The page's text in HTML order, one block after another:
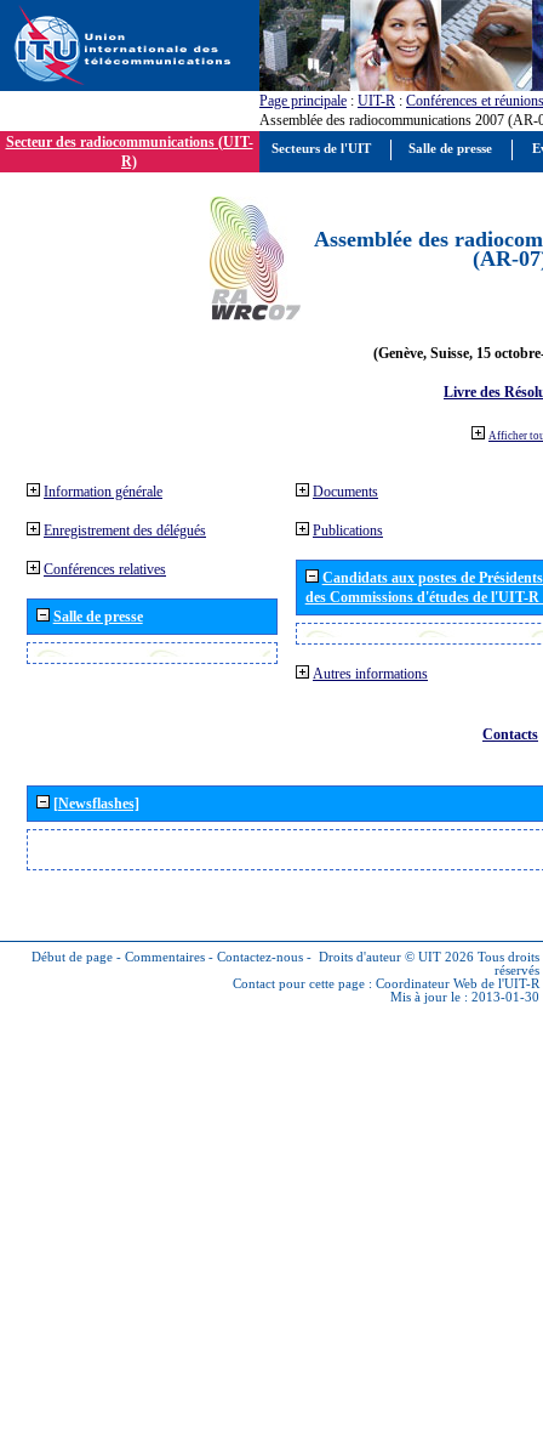
Page principale : UIT-R : Conférences et réunions
Assemblée des radiocommunications 2007 (AR-
Secteur des radiocommunications (UIT-
R)
Assemblée des
(AR-
(Genève, Suisse, 15
Livre des
Afficher
Information générale
Enregistrement des délégués
Conférences relatives
Salle de presse
Documents
Publications
Candidats aux postes de
des Commissions d'études de l'UIT-
Autres informations
Contacts
[Newsflashes]
Début de page - Commentaires - Contactez-nous - Droits d'auteur © UIT 2026 Tous droits
réservés
Contact pour cette page : Coordinateur Web de l'UIT-R
Mis à jour le : 2013-01-30
Secteurs de l'UIT Salle de presse